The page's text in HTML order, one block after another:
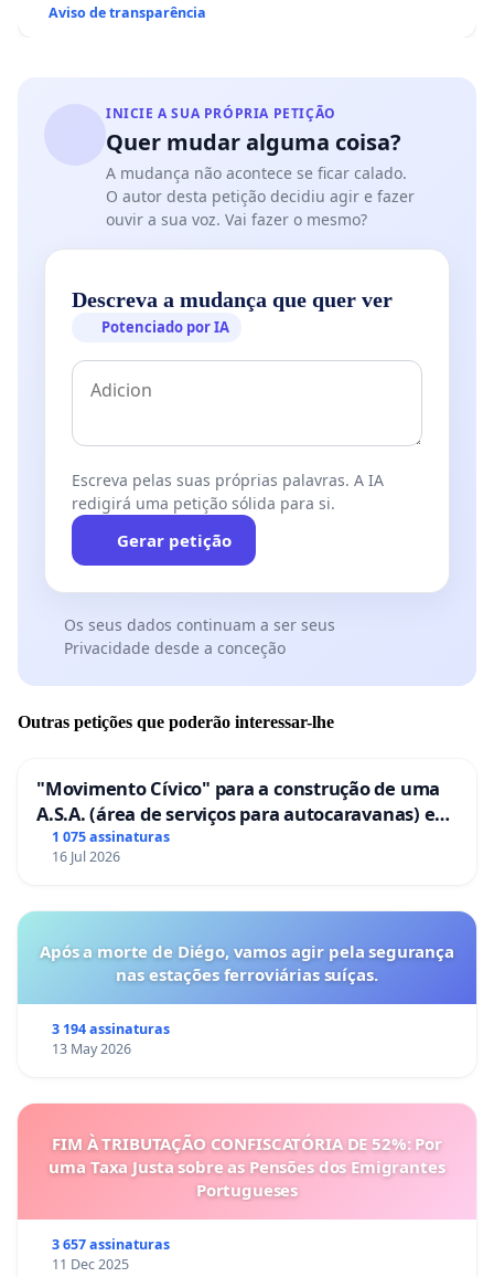
Aviso de transparência
INICIE A SUA PRÓPRIA PETIÇÃO
Quer mudar alguma coisa?
A mudança não acontece se ficar calado.
O autor desta petição decidiu agir e fazer
ouvir a sua voz. Vai fazer o mesmo?
Descreva a mudança que quer ver
Potenciado por IA
Escreva pelas suas próprias palavras. A IA
redigirá uma petição sólida para si.
Gerar petição
Os seus dados continuam a ser seus
Privacidade desde a conceção
Outras petições que poderão interessar-lhe
"Movimento Cívico" para a construção de uma
A.S.A. (área de serviços para autocaravanas) em
Coimbra
1 075 assinaturas
16 Jul 2026
Após a morte de Diégo, vamos agir pela segurança
nas estações ferroviárias suíças.
3 194 assinaturas
13 May 2026
FIM À TRIBUTAÇÃO CONFISCATÓRIA DE 52%: Por
uma Taxa Justa sobre as Pensões dos Emigrantes
Portugueses
3 657 assinaturas
11 Dec 2025